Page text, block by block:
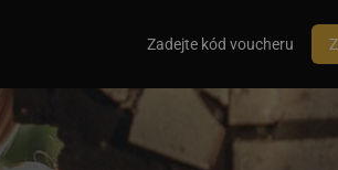
Zadejte kód voucheru